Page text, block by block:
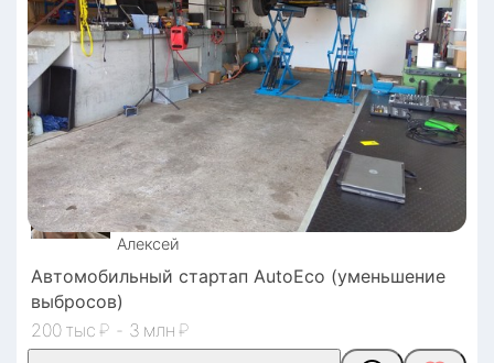
Алексей
Автомобильный стартап AutoEco (уменьшение
выбросов)
200
₽ - 3 ₽